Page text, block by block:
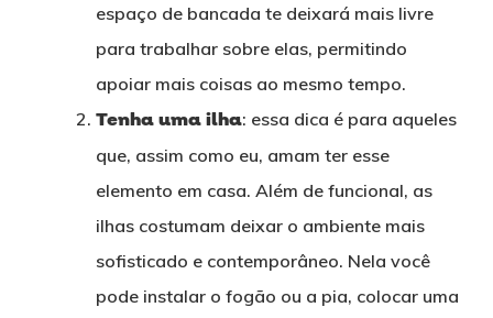
espaço de bancada te deixará mais livre
para trabalhar sobre elas, permitindo
apoiar mais coisas ao mesmo tempo.
Tenha uma ilha: essa dica é para aqueles
que, assim como eu, amam ter esse
elemento em casa. Além de funcional, as
ilhas costumam deixar o ambiente mais
sofisticado e contemporâneo. Nela você
pode instalar o fogão ou a pia, colocar uma